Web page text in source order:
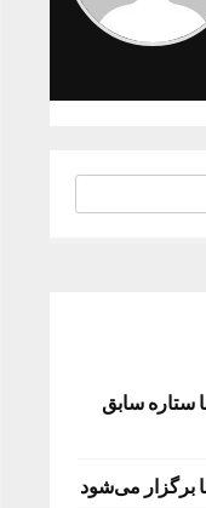
ستاره سابق
برگزار می‌شود